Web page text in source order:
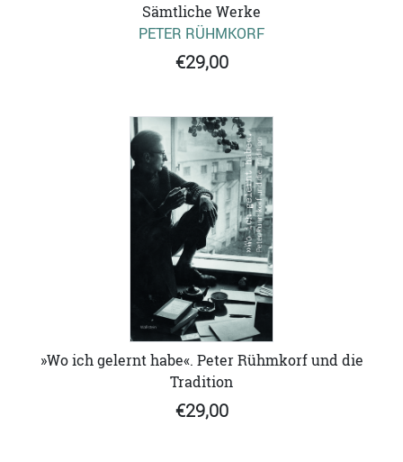
Sämtliche Werke
PETER RÜHMKORF
€29,00
»Wo ich gelernt habe«. Peter Rühmkorf und die
Tradition
€29,00